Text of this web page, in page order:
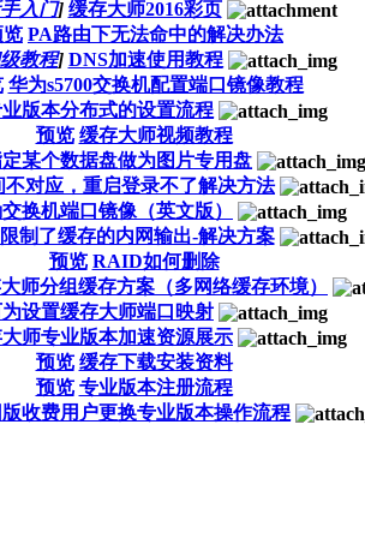
入门] 缓存大师2016彩页
览 PA路由下无法命中的解决办法
教程] DNS加速使用教程
华为s5700交换机配置端口镜像教程
版本分布式的设置流程
预览 缓存大师视频教程
某个数据盘做为图片专用盘
不对应，重启登录不了解决方法
换机端口镜像（英文版）
制了缓存的内网输出-解决方案
预览 RAID如何删除
师分组缓存方案（多网络缓存环境）
设置缓存大师端口映射
师专业版本加速资源展示
预览 缓存下载安装资料
预览 专业版本注册流程
收费用户更换专业版本操作流程